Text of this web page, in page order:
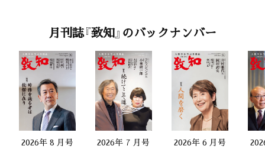
月刊誌『致知』のバックナンバー
2026年 8 月号 2026年 7 月号 2026年 6 月号